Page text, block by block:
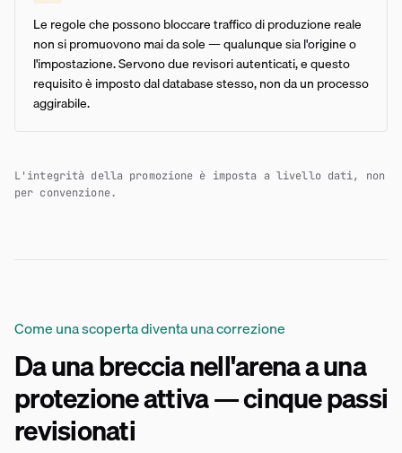
Le regole che possono bloccare traffico di produzione reale
non si promuovono mai da sole — qualunque sia l'origine o
l'impostazione. Servono due revisori autenticati, e questo
requisito è imposto dal database stesso, non da un processo
aggirabile.
L'integrità della promozione è imposta a livello dati, non
per convenzione.
Come una scoperta diventa una correzione
Da una breccia nell'arena a una
protezione attiva — cinque passi
revisionati